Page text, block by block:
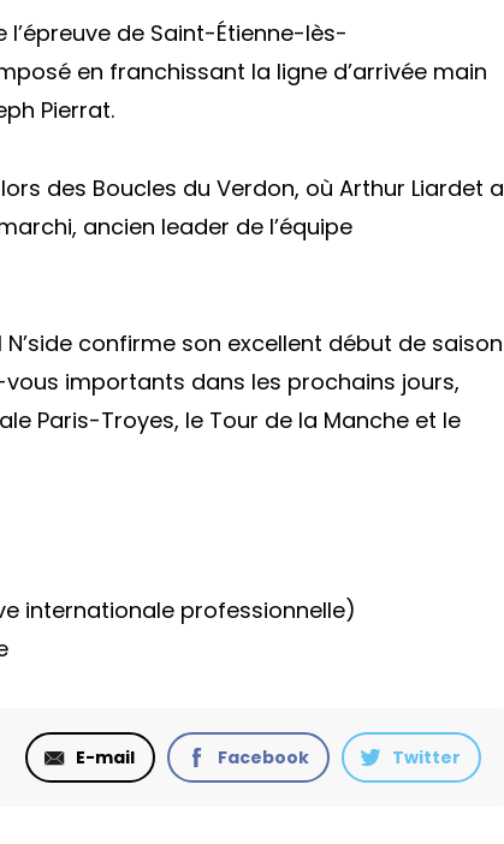
l’épreuve de Saint-Étienne-lès-
en franchissant la ligne d’arrivée main
Pierrat.
des Boucles du Verdon, où Arthur Liardet a
ancien leader de l’équipe
confirme son excellent début de saison
importants dans les prochains jours,
Paris-Troyes, le Tour de la Manche et le
internationale professionnelle)
E-mail Facebook Twitter